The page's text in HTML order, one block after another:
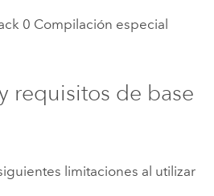
0 Compilación especial
requisitos de base
limitaciones al utilizar